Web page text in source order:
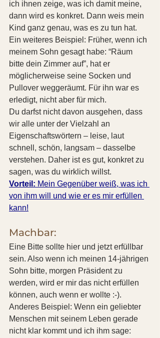
ich ihnen zeige, was ich damit meine,
dann wird es konkret. Dann weis mein
Kind ganz genau, was es zu tun hat.
Ein weiteres Beispiel: Früher, wenn ich
meinem Sohn gesagt habe: “Räum
bitte dein Zimmer auf”, hat er
möglicherweise seine Socken und
Pullover weggeräumt. Für ihn war es
erledigt, nicht aber für mich.
Du darfst nicht davon ausgehen, dass
wir alle unter der Vielzahl an
Eigenschaftswörtern – leise, laut
schnell, schön, langsam – dasselbe
verstehen. Daher ist es gut, konkret zu
sagen, was du wirklich willst.
Vorteil: Mein Gegenüber weiß, was ich
von ihm will und wie er es mir erfüllen
kann!
Machbar:
Eine Bitte sollte hier und jetzt erfüllbar
sein. Also wenn ich meinen 14-jährigen
Sohn bitte, morgen Präsident zu
werden, wird er mir das nicht erfüllen
können, auch wenn er wollte :-).
Anderes Beispiel: Wenn ein geliebter
Menschen mit seinem Leben gerade
nicht klar kommt und ich ihm sage: